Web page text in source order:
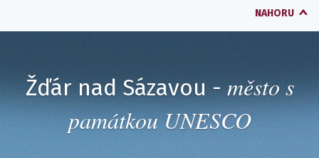
NAHORU
Žďár nad Sázavou - město s
památkou UNESCO